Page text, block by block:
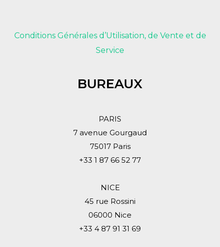
Conditions Générales d’Utilisation, de Vente et de
Service
BUREAUX
PARIS
7 avenue Gourgaud
75017 Paris
+33 1 87 66 52 77
NICE
45 rue Rossini
06000 Nice
+33 4 87 91 31 69